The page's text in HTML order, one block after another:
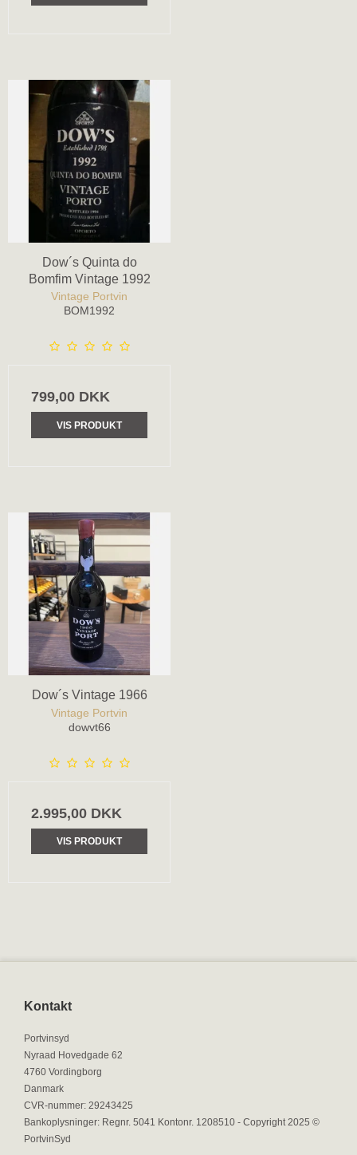
Dow´s Quinta do
Bomfim Vintage 1992
Vintage Portvin
BOM1992
799,00 DKK
VIS PRODUKT
Dow´s Vintage 1966
Vintage Portvin
dowvt66
2.995,00 DKK
VIS PRODUKT
Kontakt
Portvinsyd
Nyraad Hovedgade 62
4760 Vordingborg
Danmark
CVR-nummer: 29243425
Bankoplysninger: Regnr. 5041 Kontonr. 1208510 - Copyright 2025 ©
PortvinSyd